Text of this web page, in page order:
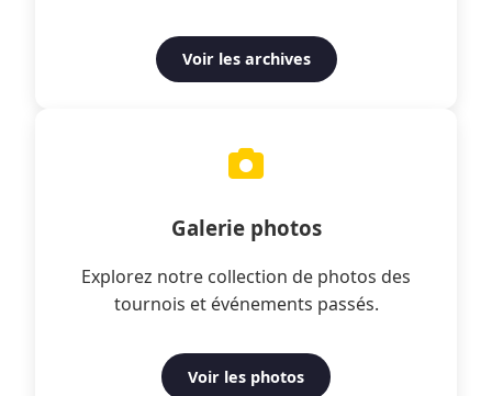
Voir les archives
Galerie photos
Explorez notre collection de photos des
tournois et événements passés.
Voir les photos